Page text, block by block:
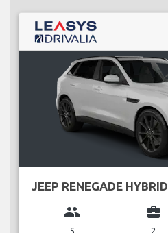
JEEP RENEGADE HYBRID
group
5
business_center
2